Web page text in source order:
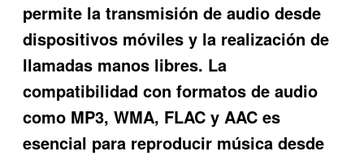
permite la transmisión de audio desde
dispositivos móviles y la realización de
llamadas manos libres. La
compatibilidad con formatos de audio
como MP3, WMA, FLAC y AAC es
esencial para reproducir música desde